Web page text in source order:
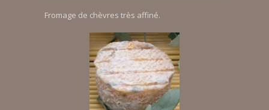
Fromage de chèvres très affiné.